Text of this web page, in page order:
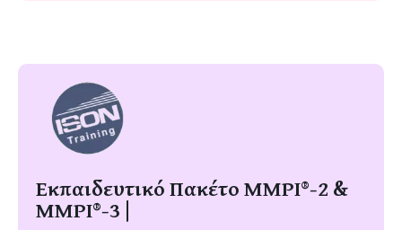
Εκπαιδευτικό Πακέτο MMPI®-2 &
MMPI®-3 |